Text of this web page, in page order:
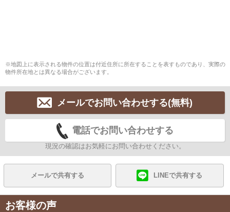
※地図上に表示される物件の位置は付近住所に所在することを表すものであり、実際の
物件所在地とは異なる場合がございます。
メールでお問い合わせする(無料)
電話でお問い合わせする
現況の確認はお気軽にお問い合わせください。
メールで共有する LINEで共有する
お客様の声